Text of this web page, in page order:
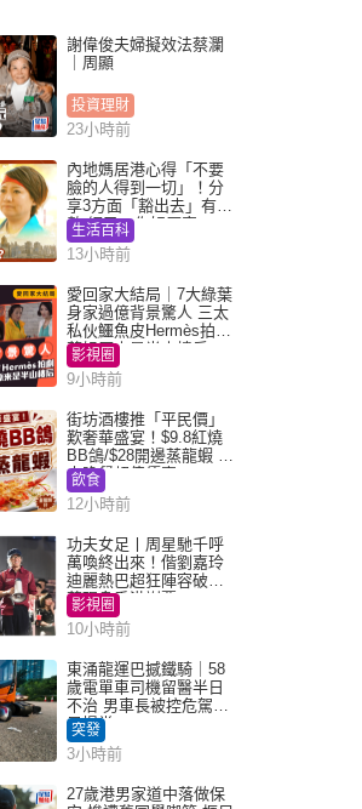
謝偉俊夫婦擬效法蔡瀾
｜周顯
投資理財
23小時前
內地媽居港心得「不要
臉的人得到一切」！分
享3方面「豁出去」有著
數 網民：你好厲害
生活百科
13小時前
愛回家大結局｜7大綠葉
身家過億背景驚人 三太
私伙鱷魚皮Hermès拍劇
蘇姐原來是半山樓后
影視圈
9小時前
街坊酒樓推「平民價」
歎奢華盛宴！$9.8紅燒
BB鴿/$28開邊蒸龍蝦 3
大晚餐超值優惠
飲食
12小時前
功夫女足丨周星馳千呼
萬喚終出來！偕劉嘉玲
迪麗熱巴超狂陣容破天
荒現身香港謝票
影視圈
10小時前
東涌龍運巴撼鐵騎｜58
歲電單車司機留醫半日
不治 男車長被控危駕今
早提堂
突發
3小時前
27歲港男家道中落做保